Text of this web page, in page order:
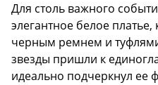
Для столь важного
элегантное белое
черным ремнем и
звезды пришли к
идеально подчеркнул ее